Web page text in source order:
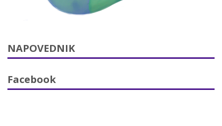
NAPOVEDNIK
Facebook